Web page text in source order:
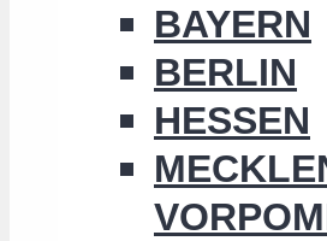
BAYERN
BERLIN
HESSEN